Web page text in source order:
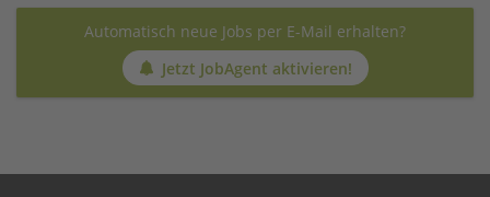
Automatisch neue Jobs per E-Mail erhalten?
Jetzt JobAgent aktivieren!